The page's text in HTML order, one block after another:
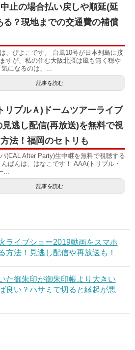
止の場合払い戻しや順延(延
る？現地までの交通費の補償
、ぴよこです。 台風10号が日本列島に接
すが、私の住む大阪北摂は風も無く穏や
になるのは、...
記事を読む
リプルＡ)ドームツアーライブ
見逃し配信(再放送)を無料で視
法！福岡のセトリも
(CAL After Party)生中継を無料で視聴する
ばんは、はなこです！ AAA(トリプル・
記事を読む
ライブショー2019動画をスマホ
方法！見逃し配信や再放送も！
た御朱印が御朱印帳より大きい
良い？ハサミで切ると縁起が悪